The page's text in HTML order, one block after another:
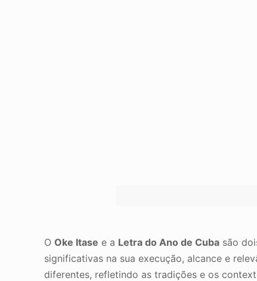
O Oke Itase e a Letra do Ano de Cuba são
significativas na sua execução, alcance e
diferentes, refletindo as tradições e os